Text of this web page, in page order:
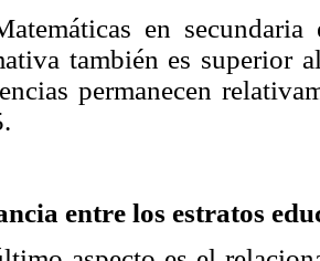
en
también es superior
permanecen
entre los estratos